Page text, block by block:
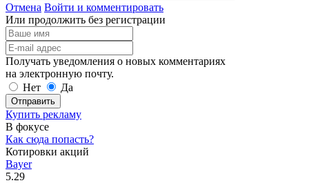
Отмена Войти и комментировать
Или продолжить без регистрации
Получать уведомления о новых комментариях
на электронную почту.
Нет
Да
Отправить
Купить рекламу
В фокусе
Как сюда попасть?
Котировки акций
Bayer
5.29